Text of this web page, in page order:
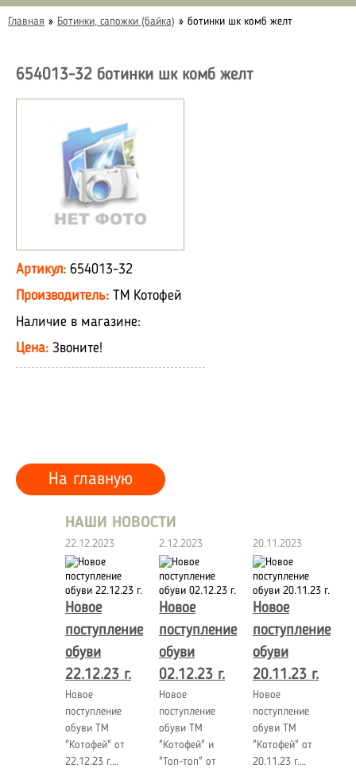
Главная » Ботинки, сапожки (байка) » ботинки шк комб желт
654013-32 ботинки шк комб желт
Артикул: 654013-32
Производитель: ТМ Котофей
Наличие в магазине:
Цена: Звоните!
На главную
НАШИ НОВОСТИ
22.12.2023
Новое
поступление
обуви
22.12.23 г.
Новое
поступление
обуви ТМ
"Котофей" от
22.12.23 г.…
2.12.2023
Новое
поступление
обуви
02.12.23 г.
Новое
поступление
обуви ТМ
"Котофей" и
"Топ-топ" от
20.11.2023
Новое
поступление
обуви
20.11.23 г.
Новое
поступление
обуви ТМ
"Котофей" от
20.11.23 г.…